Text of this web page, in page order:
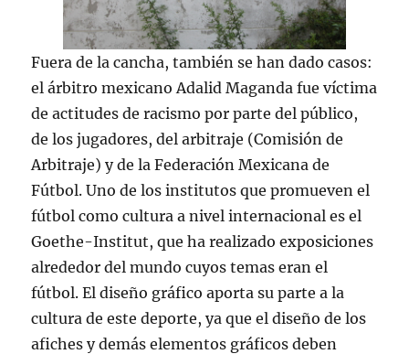
Fuera de la cancha, también se han dado casos:
el árbitro mexicano Adalid Maganda fue víctima
de actitudes de racismo por parte del público,
de los jugadores, del arbitraje (Comisión de
Arbitraje) y de la Federación Mexicana de
Fútbol. Uno de los institutos que promueven el
fútbol como cultura a nivel internacional es el
Goethe-Institut, que ha realizado exposiciones
alrededor del mundo cuyos temas eran el
fútbol. El diseño gráfico aporta su parte a la
cultura de este deporte, ya que el diseño de los
afiches y demás elementos gráficos deben